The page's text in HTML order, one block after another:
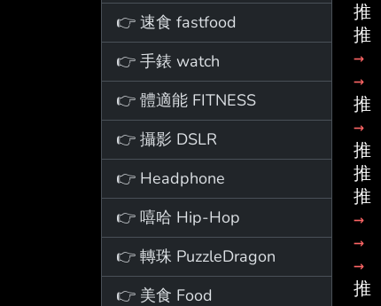
👉 速食 fastfood
👉 手錶 watch
👉 體適能 FITNESS
👉 攝影 DSLR
👉 Headphone
👉 嘻哈 Hip-Hop
👉 轉珠 PuzzleDragon
👉 美食 Food
推
推
→
→
推
→
推
推
推
→
→
→
推